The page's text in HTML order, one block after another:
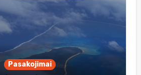
Pasakojimai